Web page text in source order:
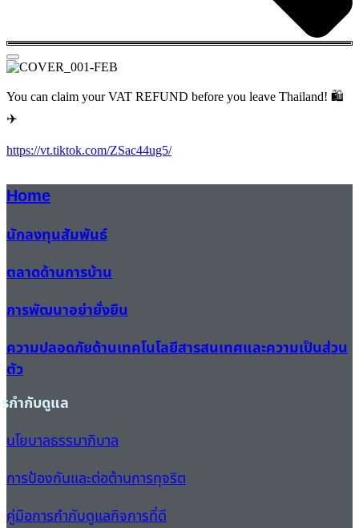
You can claim your VAT REFUND before you leave Thailand! 🛍️
✈️
https://vt.tiktok.com/ZSac44ug5/
Home
นักลงทุนสัมพันธ์
ตลาดด้านการบ้าน
การพัฒนาอย่ายั่งยืน
ความปลอดภัยด้านเทคโนโลยีสารสนเทศและความเป็นส่วน
ตัว
กำกับดูแล
นโยบาลธรรมาภิบาล
การป้องกันและต่อต้านการทุจริต
คู่มือการกำกับดูแลกิจการที่ดี